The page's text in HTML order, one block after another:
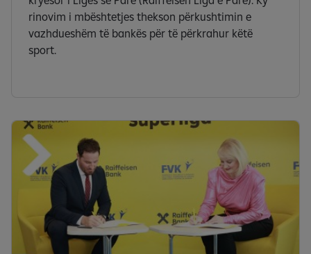
rinovim i mbështetjes thekson përkushtimin e
vazhdueshëm të bankës për të përkrahur këtë
sport.